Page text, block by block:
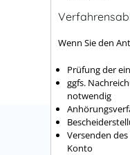
Wenn Sie den
Prüfung der
ggfs.
notwendig
Versenden
Konto